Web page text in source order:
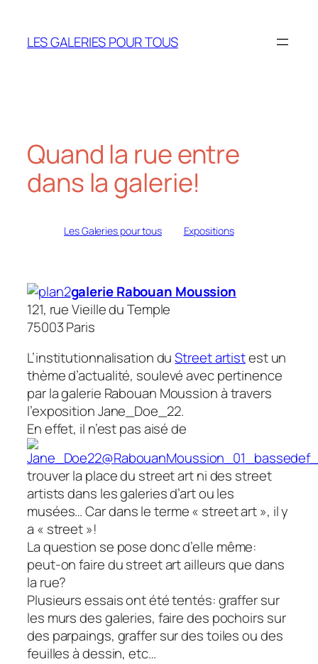
contenu
LES GALERIES POUR TOUS
Quand la rue entre
dans la galerie!
Les Galeries pour tousdans Expositions
galerie Rabouan Moussion
121, rue Vieille du Temple
75003 Paris
L’institutionnalisation duStreet artistest un
thème d’actualité, soulevé avec pertinence
par la galerie Rabouan Moussion à travers
l’exposition Jane_Doe_22.
En effet, il n’est pas aisé de
trouver la place du street art ni des street
artists dans les galeries d’art ou les
musées… Car dans le terme « street art », il y
a « street »!
La question se pose donc d’elle même:
peut-on faire du street art ailleurs que dans
la rue?
Plusieurs essais ont été tentés: graffer sur
les murs des galeries, faire des pochoirs sur
des parpaings, graffer sur des toiles ou des
feuilles à dessin, etc…